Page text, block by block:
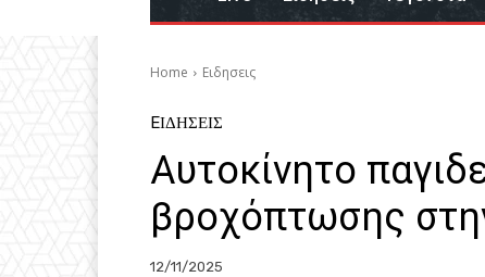
Home Eιδησεις
EΙΔΗΣΕΙΣ
Αυτοκίνητο
βροχόπτωσης
12/11/2025